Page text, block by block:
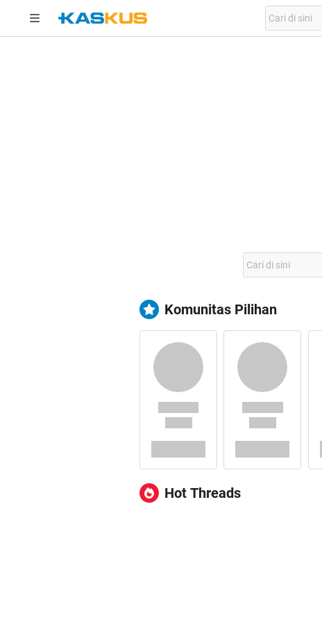
Komunitas Pilihan
Hot Threads